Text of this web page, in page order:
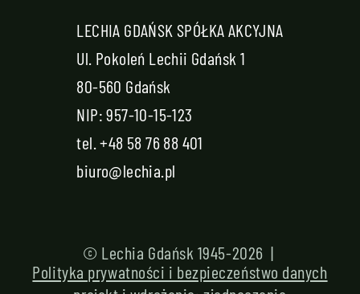
LECHIA GDAŃSK SPÓŁKA AKCYJNA
Ul. Pokoleń Lechii Gdańsk 1
80-560 Gdańsk
NIP: 957-10-15-123
tel.+48 58 76 88 401
biuro@lechia.pl
© Lechia Gdańsk 1945-2026 |
Polityka prywatności i bezpieczeństwo danych